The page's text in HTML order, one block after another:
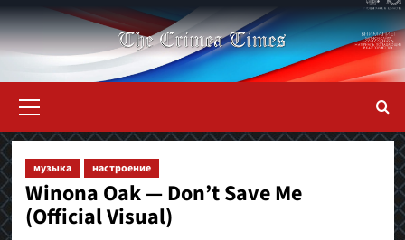
Перейти
к
содержимому
меню
музыка настроение
Winona Oak — Don’t Save Me
(Official Visual)